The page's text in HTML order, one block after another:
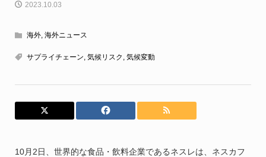
2023.10.03
海外, 海外ニュース
サプライチェーン, 気候リスク , 気候変動
10月2日、世界的な食品・飲料企業であるネスレは、ネスカフ